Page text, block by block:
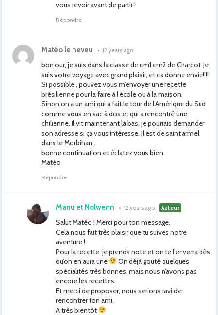
vous revoir avant de partir !
Répondre
Matéo le neveu • 12 years ago
bonjour, je suis dans la classe de cm1 cm2 de Charcot. Je
suis votre voyage avec grand plaisir, et ca donne envie!!!!
Si possible , pouvez vous m’envoyer une recette
brésilienne pour la faire à l’école ou à la maison.
Sinon,on a un ami qui a fait le tour de l’Amérique du Sud
comme vous en sac à dos et qui a rencontré une
chilienne. Il vit maintenant là bas, je pourrais demander
son adresse si ça vous intéresse. Il est de saint armel
dans le Morbihan .
bonne continuation et éclatez vous bien
Matéo
Répondre
Manu et Nolwenn • 12 years ago Auteur
Salut Matéo ! Merci pour ton message.
Cela nous fait très plaisir que tu suives notre
aventure !
Pour la recette, je prends note et on te l’enverra dès
qu’on en aura une
On déjà gouté quelques
spécialités très bonnes, mais nous n’avons pas
encore les recettes.
Et merci de proposer, nous serions ravi de
rencontrer ton ami.
A très bientôt